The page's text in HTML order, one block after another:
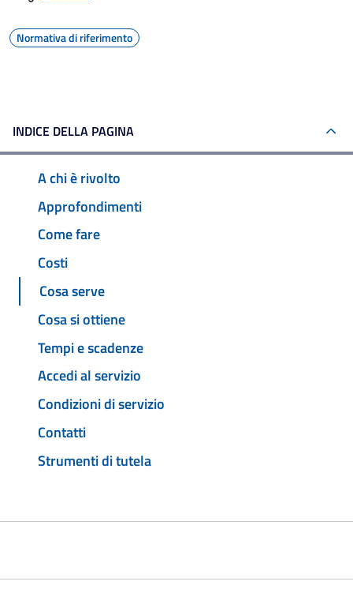
Normativa di riferimento
INDICE DELLA PAGINA
A chi è rivolto
Approfondimenti
Come fare
Costi
Cosa serve
Cosa si ottiene
Tempi e scadenze
Accedi al servizio
Condizioni di servizio
Contatti
Strumenti di tutela